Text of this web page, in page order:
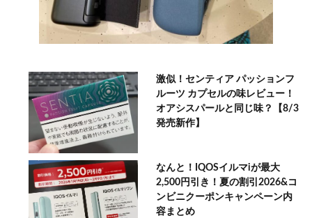
激似！センティア パッションフ
ルーツ カプセルの味レビュー！
オアシスパールと同じ味？【8/3
発売新作】
なんと！IQOSイルマiが最大
2,500円引き！夏の割引2026&コ
ンビニクーポンキャンペーン内
容まとめ